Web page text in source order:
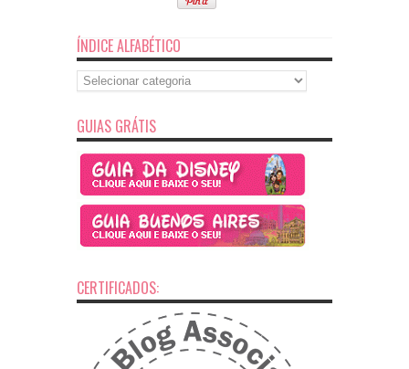
ÍNDICE ALFABÉTICO
Índice
Alfabético
GUIAS GRÁTIS
CERTIFICADOS: